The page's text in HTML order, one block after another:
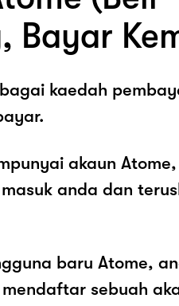
Bayar
kaedah
akaun
anda dan
baru Atome,
sebuah